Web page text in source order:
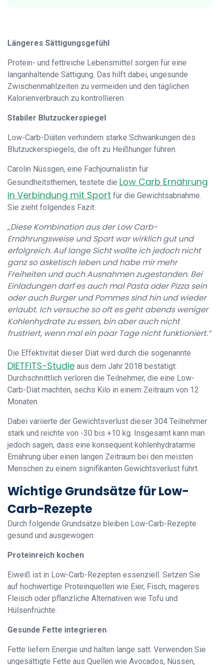
Längeres Sättigungsgefühl
Protein- und fettreiche Lebensmittel sorgen für eine
langanhaltende Sättigung. Das hilft dabei, ungesunde
Zwischenmahlzeiten zu vermeiden und den täglichen
Kalorienverbrauch zu kontrollieren.
Stabiler Blutzuckerspiegel
Low-Carb-Diäten verhindern starke Schwankungen des
Blutzuckerspiegels, die oft zu Heißhunger führen.
Carolin Nüssgen, eine Fachjournalistin für
Gesundheitsthemen, testete die Low Carb Ernährung
in Verbindung mit Sport für die Gewichtsabnahme.
Sie zieht folgendes Fazit:
„Diese Kombination aus der Low Carb-
Ernährungsweise und Sport war wirklich gut und
erfolgreich. Auf lange Sicht wollte ich jedoch nicht
ganz so asketisch leben und habe mir mehr
Freiheiten und auch Ausnahmen zugestanden. Bei
Einladungen darf es auch mal Pasta oder Pizza sein
oder auch Burger und Pommes sind hin und wieder
erlaubt. Ich versuche so oft es geht abends weniger
Kohlenhydrate zu essen, bin aber auch nicht
frustriert, wenn mal ein paar Tage nicht funktioniert.“
Die Effektivität dieser Diät wird durch die sogenannte
DIETFITS-Studie aus dem Jahr 2018 bestätigt:
Durchschnittlich verloren die Teilnehmer, die eine Low-
Carb-Diät machten, sechs Kilo in einem Zeitraum von 12
Monaten.
Dabei variierte der Gewichtsverlust dieser 304 Teilnehmer
stark und reichte von -30 bis +10 kg. Insgesamt kann man
jedoch sagen, dass eine konsequent kohlenhydratarme
Ernährung über einen langen Zeitraum bei den meisten
Menschen zu einem signifikanten Gewichtsverlust führt.
Wichtige Grundsätze für Low-
Carb-Rezepte
Durch folgende Grundsätze bleiben Low-Carb-Rezepte
gesund und ausgewogen:
Proteinreich kochen
Eiweiß ist in Low-Carb-Rezepten essenziell. Setzen Sie
auf hochwertige Proteinquellen wie Eier, Fisch, mageres
Fleisch oder pflanzliche Alternativen wie Tofu und
Hülsenfrüchte.
Gesunde Fette integrieren
Fette liefern Energie und halten lange satt. Verwenden Sie
ungesättigte Fette aus Quellen wie Avocados, Nüssen,